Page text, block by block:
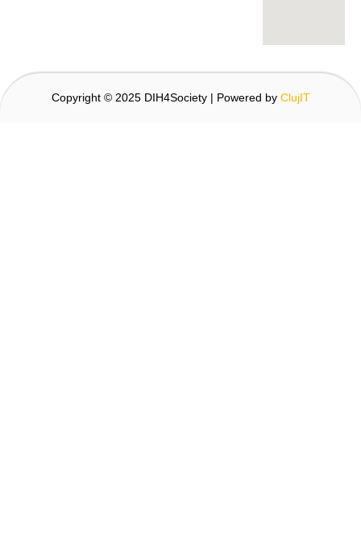
Copyright © 2025 DIH4Society | Powered by ClujIT